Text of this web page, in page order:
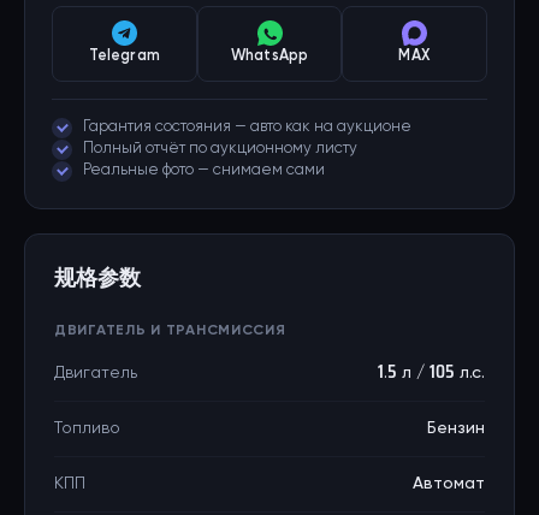
Telegram WhatsApp MAX
Гарантия состояния — авто как на аукционе
Полный отчёт по аукционному листу
Реальные фото — снимаем сами
规格参数
ДВИГАТЕЛЬ И ТРАНСМИССИЯ
Двигатель 1.5 л / 105 л.с.
Топливо Бензин
КПП Автомат